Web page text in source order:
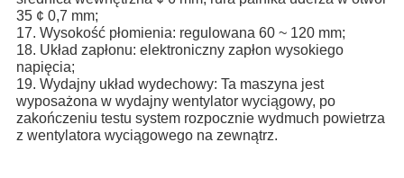
35 ¢ 0,7 mm;
17. Wysokość płomienia: regulowana 60 ~ 120 mm;
18. Układ zapłonu: elektroniczny zapłon wysokiego
napięcia;
19. Wydajny układ wydechowy: Ta maszyna jest
wyposażona w wydajny wentylator wyciągowy, po
zakończeniu testu system rozpocznie wydmuch powietrza
z wentylatora wyciągowego na zewnątrz.